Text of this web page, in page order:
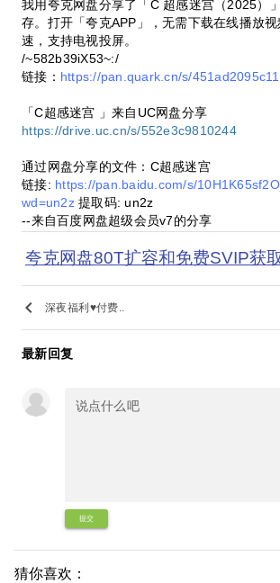
我用夸克网盘分享了「C 超感迷宫（2025）
存。打开「夸克APP」，无需下载在线播放
速，支持电视投屏。
/~582b39iX53~:/
链接： https://pan.quark.cn/s/451ad2095c11
「C超感迷宫 」来自UC网盘分享
https://drive.uc.cn/s/552e3c9810244
通过网盘分享的文件：C超感迷宫
链接: https://pan.baidu.com/s/
wd=un2z提取码: un2z
--来自百度网盘超级会员v7的分享
夸克网盘80T扩容和免费SVIP获
keyboard_arrow_left 深夜福利♥付费..
最新回复
提交
猜你喜欢：